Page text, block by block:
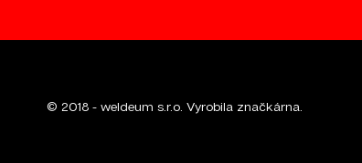
© 2018 - weldeum s.r.o. Vyrobila značkárna